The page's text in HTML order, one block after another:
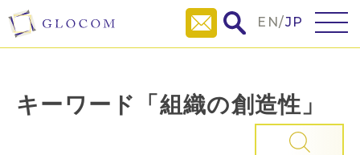
EN/JP
キーワード「組織の創造性」